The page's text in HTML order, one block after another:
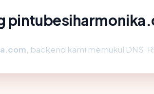
, backend kami memukul DNS,